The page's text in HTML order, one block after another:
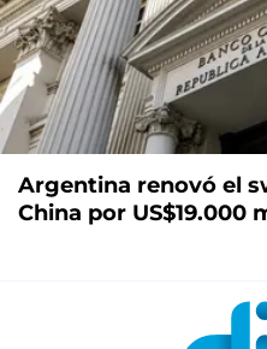
Argentina renovó el
China por US$19.000